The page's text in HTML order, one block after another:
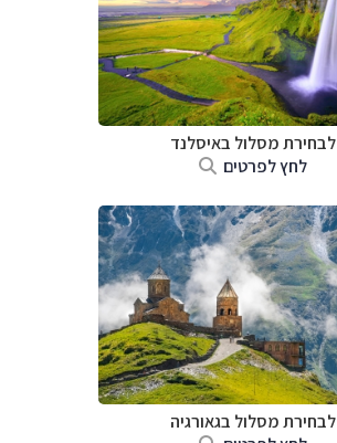
לבחירת מסלול באיסלנד
לחץ לפרטים
לבחירת מסלול בגאורגיה